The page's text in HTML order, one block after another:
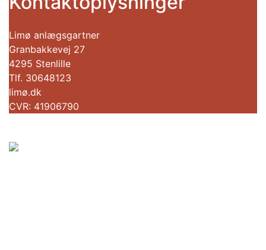
Limø anlægsgartner
Granbakkevej 27
4295 Stenlille
Tlf. 30648123
limø.dk
CVR: 41906790